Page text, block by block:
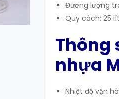
Đương lượng
Quy cách: 25
Thông
nhựa
Nhiệt độ vận